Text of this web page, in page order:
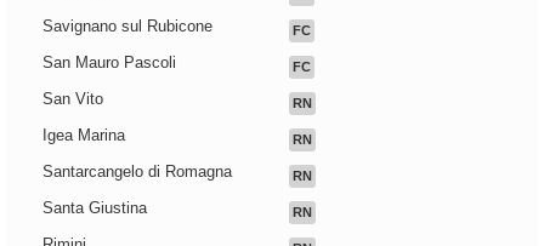
Savignano sul Rubicone FC
San Mauro Pascoli FC
San Vito RN
Igea Marina RN
Santarcangelo di Romagna RN
Santa Giustina RN